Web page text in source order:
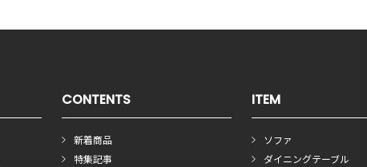
CONTENTS
新着商品
特集記事
ITEM
ソファ
ダイニングテーブル